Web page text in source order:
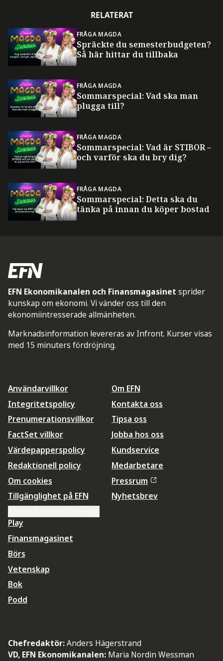
RELATERAT
FRÅGA MAGDA
Spräckte du semesterbudgeten?
Så här hittar du tillbaka
FRÅGA MAGDA
Sommarspecial: Vad ska man
plugga till?
FRÅGA MAGDA
Sommarspecial: Vad är STIBOR –
och varför ska du bry dig?
FRÅGA MAGDA
Sommarspecial: Detta ska du
tänka på innan du köper bostad
EFN Ekonomikanalen och Finansmagasinet sprider
kunskap om ekonomi. Vi vänder oss till den
ekonomiintresserade allmänheten.
Marknadsinformation levereras av Infront. Kurser visas
med 15 minuters fördröjning.
Användarvillkor
Integritetspolicy
Prenumerationsvillkor
FactSet villkor
Värdepapperspolicy
Redaktionell policy
Om cookies
Tillgänglighet på EFN
Om EFN
Kontakta oss
Tipsa oss
Jobba hos oss
Kundservice
Medarbetare
Pressrum
Nyhetsbrev
Play
Finansmagasinet
Börs
Vetenskap
Bok
Podd
Chefredaktör:Anders Hägerstrand
VD, EFN Ekonomikanalen: Maria Nordin Wessman